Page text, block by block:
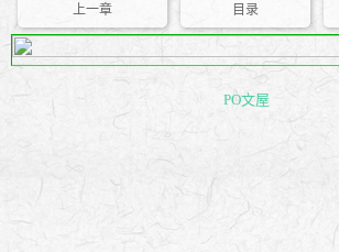
上一章 目录
PO文屋